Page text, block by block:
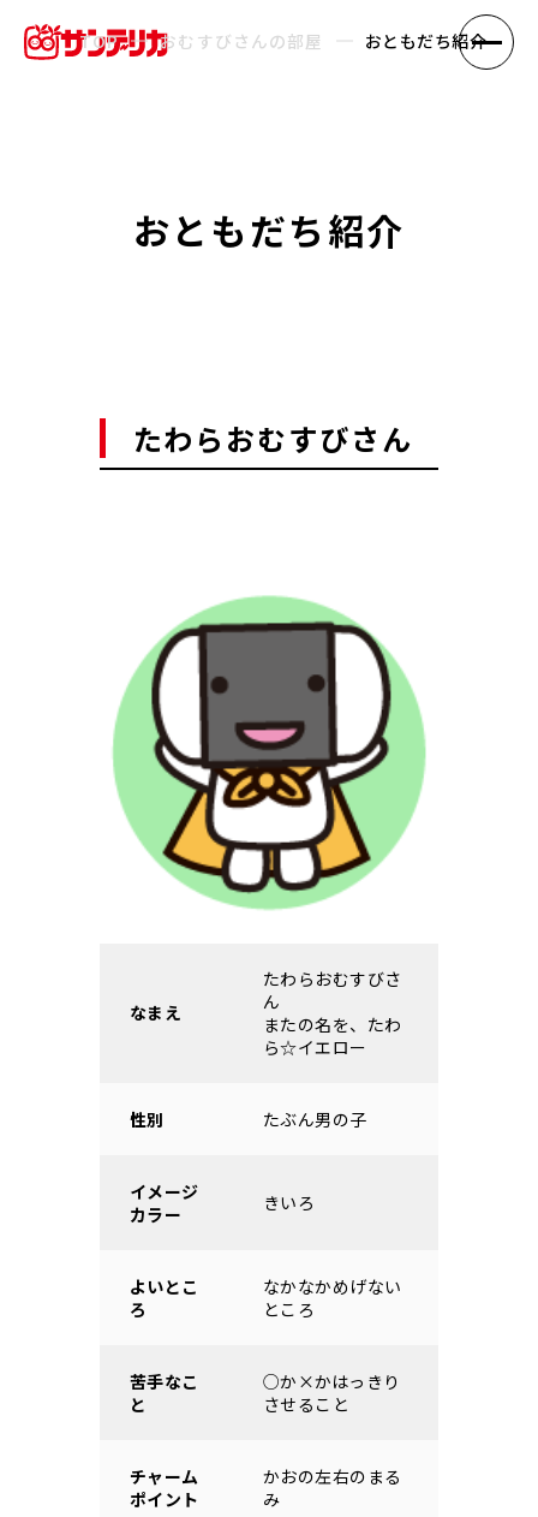
おともだち紹介
TOP おむすびさんの部屋 おともだち紹介
たわらおむすびさん
なまえ
たわらおむすびさ
ん
またの名を、たわ
ら☆イエロー
性別 たぶん男の子
イメージ
カラー
きいろ
よいとこ
ろ
なかなかめげない
ところ
苦手なこ
と
○か×かはっきり
させること
チャーム
ポイント
かおの左右のまる
み